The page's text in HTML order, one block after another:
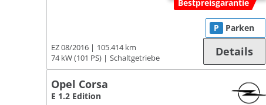
Bestpreisgarantie
EZ 08/2016
105.414 km
74 kW (101 PS)
Schaltgetriebe
P Parken
Details
Opel Corsa
E 1.2 Edition